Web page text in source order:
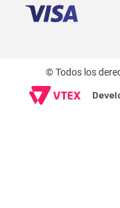
© Todos los